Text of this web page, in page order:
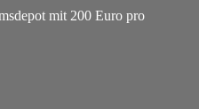
mit 200 Euro pro